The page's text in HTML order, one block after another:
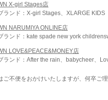
X-girl Stages店
ランド：X-girl Stages、XLARGE KIDS
NARUMIYA ONLINE店
ランド：kate spade new york
LOVE&PEACE&MONEY店
ランド：After the rain、babycheer、
ご不便をおかけいたしますが、何卒ご